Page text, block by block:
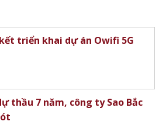
triển khai dự án Owifi 5G
thầu 7 năm, công ty Sao Bắc